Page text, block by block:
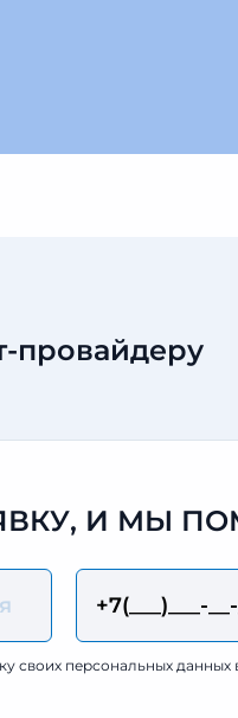
провайдеру
И МЫ
своих персональных данных